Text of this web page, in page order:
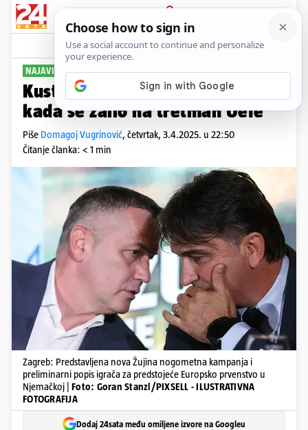
PRIJAVA
Sport Komentari
NAJAVIO IZGRADNJU KAMPA
Kustić: Dalić je bio vruće glave
kada se žalio na tretman Uefe
Piše Domagoj Vugrinović, četvrtak, 3.4.2025. u 22:50
Čitanje članka: < 1 min
Zagreb: Predstavljena nova Žujina nogometna kampanja i
preliminarni popis igrača za predstojeće Europsko prvenstvo u
Njemačkoj | Foto: Goran Stanzl/PIXSELL - ILUSTRATIVNA
FOTOGRAFIJA
Dodaj 24sata među omiljene izvore na Googleu